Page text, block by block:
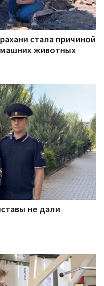
стала причиной
животных
не дали